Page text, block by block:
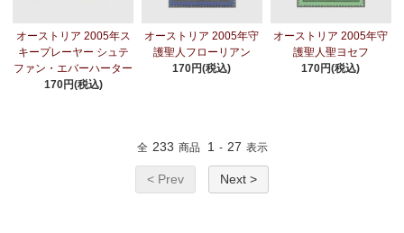
オーストリア 2005年ス
キープレーヤー シュテ
ファン・エバーハーター
170円(税込)
オーストリア 2005年守
護聖人フローリアン
170円(税込)
オーストリア 2005年守
護聖人聖ヨセフ
170円(税込)
全 233 商品 1 - 27 表示
< Prev Next >